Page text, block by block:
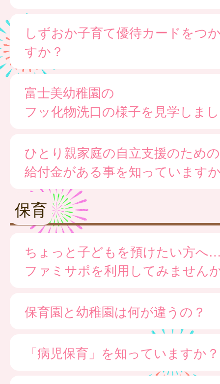
しずおか子育て優待カードをつ
すか？
富士美幼稚園の
フッ化物洗口の様子を見学しま
ひとり親家庭の自立支援のための
給付金がある事を知っています
保育
ちょっと子どもを預けたい方へ
ファミサポを利用してみません
保育園と幼稚園は何が違うの？
「病児保育」を知っていますか？